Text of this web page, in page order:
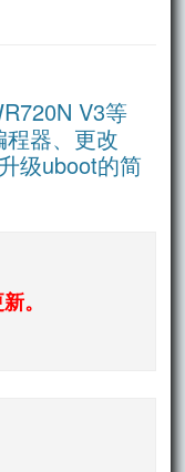
V3等
器、更改
级uboot的简
。